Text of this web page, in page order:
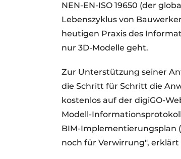
NEN-EN-ISO 19650 (der
Lebenszyklus von
heutigen Praxis des
nur 3D-Modelle geht.
Zur Unterstützung seiner
die Schritt für Schritt die
kostenlos auf der digiGO-
Modell-
BIM-Implementierungsplan
noch für Verwirrung", erklärt